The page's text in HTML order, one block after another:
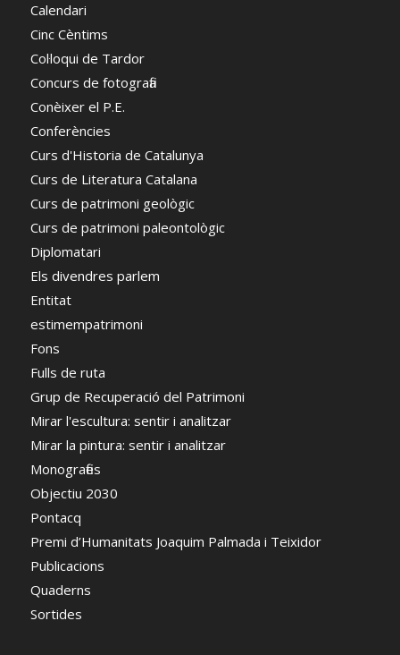
Calendari
Cinc Cèntims
Col·loqui de Tardor
Concurs de fotografia
Conèixer el P.E.
Conferències
Curs d'Historia de Catalunya
Curs de Literatura Catalana
Curs de patrimoni geològic
Curs de patrimoni paleontològic
Diplomatari
Els divendres parlem
Entitat
estimempatrimoni
Fons
Fulls de ruta
Grup de Recuperació del Patrimoni
Mirar l'escultura: sentir i analitzar
Mirar la pintura: sentir i analitzar
Monografies
Objectiu 2030
Pontacq
Premi d’Humanitats Joaquim Palmada i Teixidor
Publicacions
Quaderns
Sortides